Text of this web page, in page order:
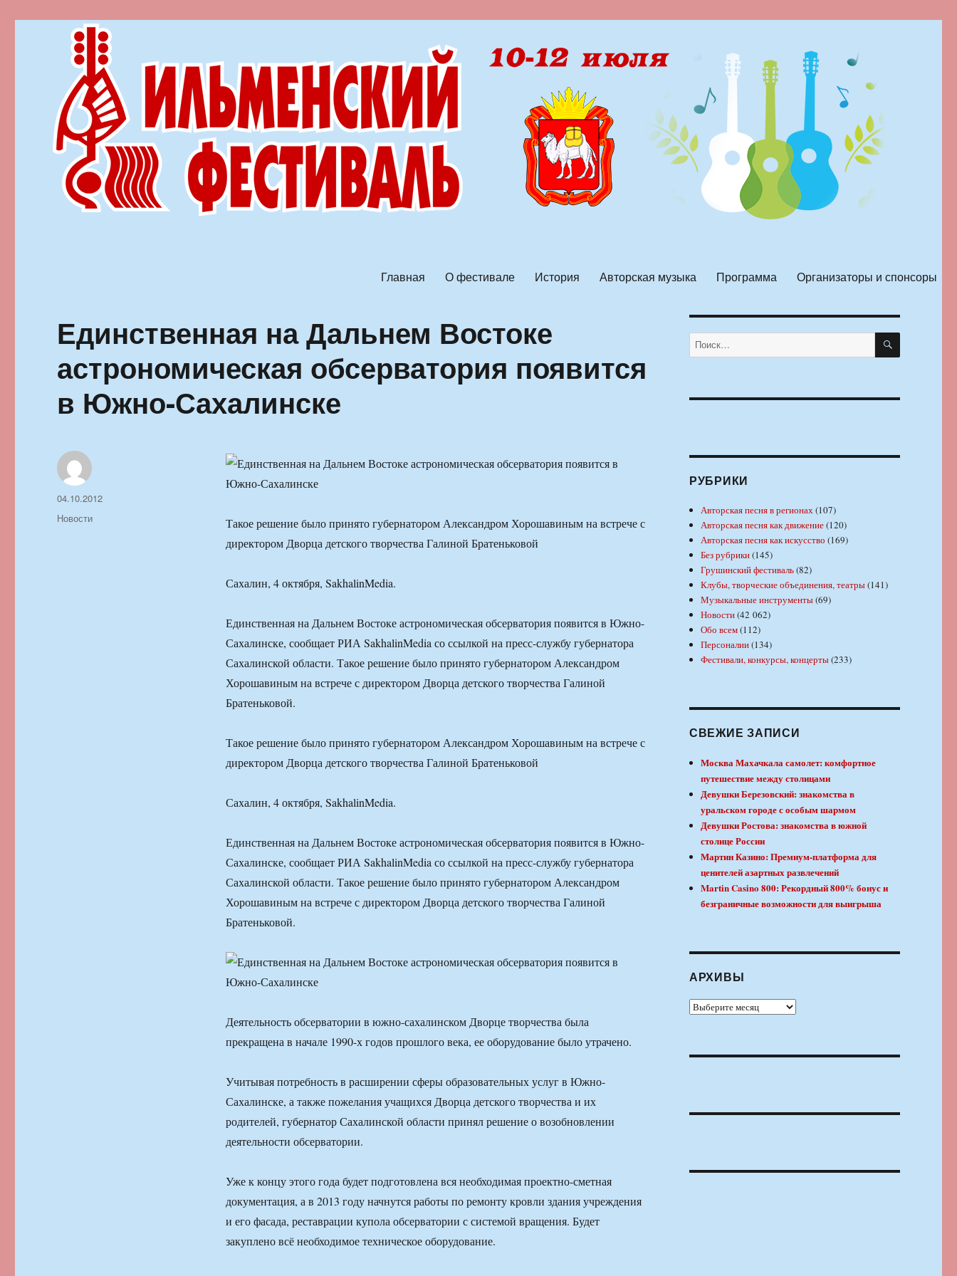
Главная О фестивале История Авторская музыка Программа Организаторы и спонсоры
Единственная на Дальнем Востоке
астрономическая обсерватория появится
в Южно-Сахалинске
Такое решение было принято губернатором Александром Хорошавиным на встрече с
директором Дворца детского творчества Галиной Братеньковой
Сахалин, 4 октября, SakhalinMedia.
Единственная на Дальнем Востоке астрономическая обсерватория появится в Южно-
Сахалинске, сообщает РИА SakhalinMedia со ссылкой на пресс-службу губернатора
Сахалинской области. Такое решение было принято губернатором Александром
Хорошавиным на встрече с директором Дворца детского творчества Галиной
Братеньковой.
Такое решение было принято губернатором Александром Хорошавиным на встрече с
директором Дворца детского творчества Галиной Братеньковой
Сахалин, 4 октября, SakhalinMedia.
Единственная на Дальнем Востоке астрономическая обсерватория появится в Южно-
Сахалинске, сообщает РИА SakhalinMedia со ссылкой на пресс-службу губернатора
Сахалинской области. Такое решение было принято губернатором Александром
Хорошавиным на встрече с директором Дворца детского творчества Галиной
Братеньковой.
Деятельность обсерватории в южно-сахалинском Дворце творчества была
прекращена в начале 1990-х годов прошлого века, ее оборудование было утрачено.
Учитывая потребность в расширении сферы образовательных услуг в Южно-
Сахалинске, а также пожелания учащихся Дворца детского творчества и их
родителей, губернатор Сахалинской области принял решение о возобновлении
деятельности обсерватории.
Уже к концу этого года будет подготовлена вся необходимая проектно-сметная
документация, а в 2013 году начнутся работы по ремонту кровли здания учреждения
и его фасада, реставрации купола обсерватории с системой вращения. Будет
закуплено всё необходимое техническое оборудование.
Автор
Опубликовано
04.10.2012
Рубрики
Новости
Искать: ПОИСК
РУБРИКИ
Авторская песня в регионах(107)
Авторская песня как движение(120)
Авторская песня как искусство (169)
Без рубрики(145)
Грушинский фестиваль(82)
Клубы, творческие объединения, театры(141)
Музыкальные инструменты(69)
Новости(42 062)
Обо всем(112)
Персоналии(134)
Фестивали, конкурсы, концерты(233)
СВЕЖИЕ ЗАПИСИ
Москва Махачкала самолет: комфортное
путешествие между столицами
Девушки Березовский: знакомства в
уральском городе с особым шармом
Девушки Ростова: знакомства в южной
столице России
Мартин Казино: Премиум-платформа для
ценителей азартных развлечений
Martin Casino 800: Рекордный 800% бонус и
безграничные возможности для выигрыша
АРХИВЫ
Архивы